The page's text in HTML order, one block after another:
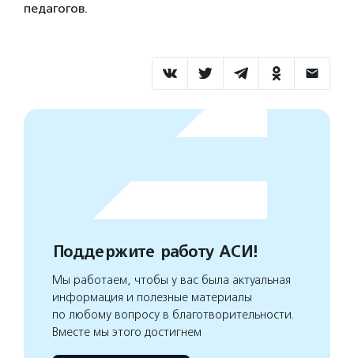
педагогов.
Поддержите работу АСИ!
Мы работаем, чтобы у вас была актуальная
информация и полезные материалы
по любому вопросу в благотворительности.
Вместе мы этого достигнем